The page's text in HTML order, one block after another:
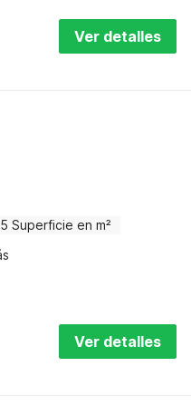
Ver detalles
Superficie en m²
Ver detalles